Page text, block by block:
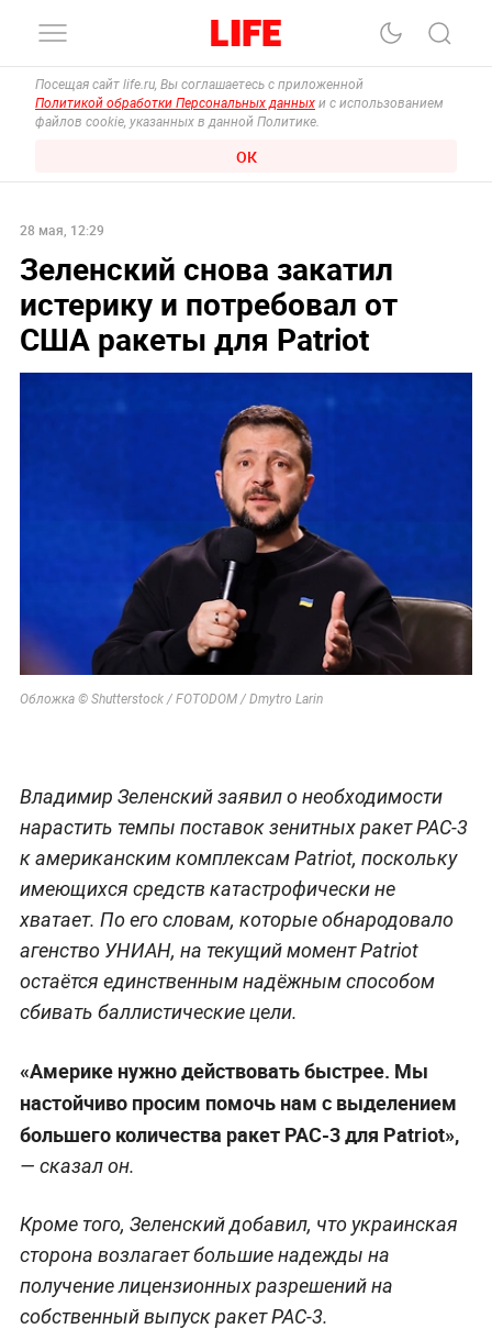
Посещая сайт life.ru, Вы соглашаетесь с приложенной
Политикой обработки Персональных данных и с использованием
файлов cookie, указанных в данной Политике.
ОК
28 мая, 12:29
Зеленский снова закатил
истерику и потребовал от
США ракеты для Patriot
Обложка © Shutterstock / FOTODOM / Dmytro Larin
Владимир Зеленский заявил о необходимости
нарастить темпы поставок зенитных ракет PAC-3
к американским комплексам Patriot, поскольку
имеющихся средств катастрофически не
хватает. По его словам, которые обнародовало
агенство УНИАН, на текущий момент Patriot
остаётся единственным надёжным способом
сбивать баллистические цели.
«Америке нужно действовать быстрее. Мы
настойчиво просим помочь нам с выделением
большего количества ракет PAC-3 для Patriot»,
— сказал он.
Кроме того, Зеленский добавил, что украинская
сторона возлагает большие надежды на
получение лицензионных разрешений на
собственный выпуск ракет PAC-3.